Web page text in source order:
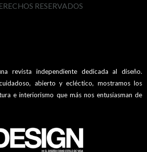
RESERVADOS
revista independiente dedicada al diseño.
abierto y ecléctico, mostramos los
e interiorismo que más nos entusiasman de